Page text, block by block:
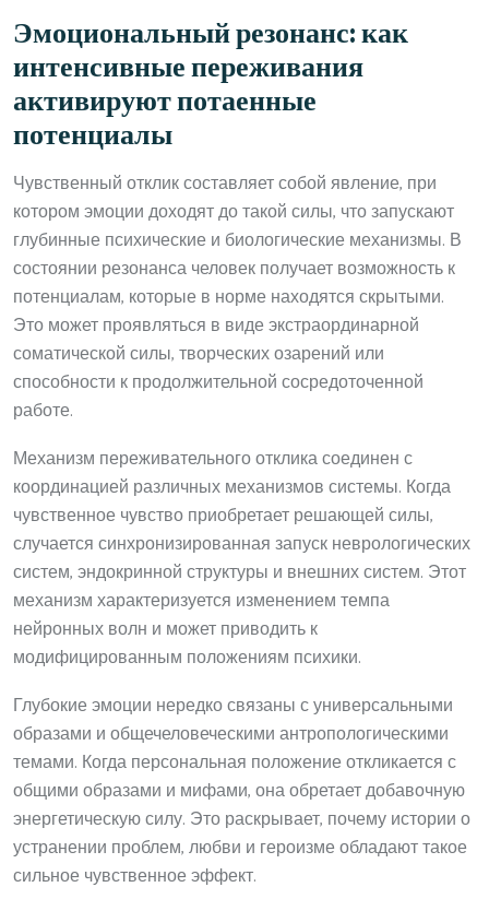
Эмоциональный резонанс: как
интенсивные переживания
активируют потаенные
потенциалы
Чувственный отклик составляет собой явление, при
котором эмоции доходят до такой силы, что запускают
глубинные психические и биологические механизмы. В
состоянии резонанса человек получает возможность к
потенциалам, которые в норме находятся скрытыми.
Это может проявляться в виде экстраординарной
соматической силы, творческих озарений или
способности к продолжительной сосредоточенной
работе.
Механизм переживательного отклика соединен с
координацией различных механизмов системы. Когда
чувственное чувство приобретает решающей силы,
случается синхронизированная запуск неврологических
систем, эндокринной структуры и внешних систем. Этот
механизм характеризуется изменением темпа
нейронных волн и может приводить к
модифицированным положениям психики.
Глубокие эмоции нередко связаны с универсальными
образами и общечеловеческими антропологическими
темами. Когда персональная положение откликается с
общими образами и мифами, она обретает добавочную
энергетическую силу. Это раскрывает, почему истории о
устранении проблем, любви и героизме обладают такое
сильное чувственное эффект.